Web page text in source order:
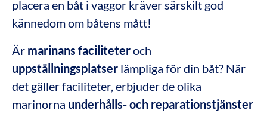
placera en båt i vaggor kräver särskilt god
kännedom om båtens mått!
Är marinans faciliteteroch
uppställningsplatser lämpliga för din båt? När
det gäller faciliteter, erbjuder de olika
marinorna underhålls- och reparationstjänster